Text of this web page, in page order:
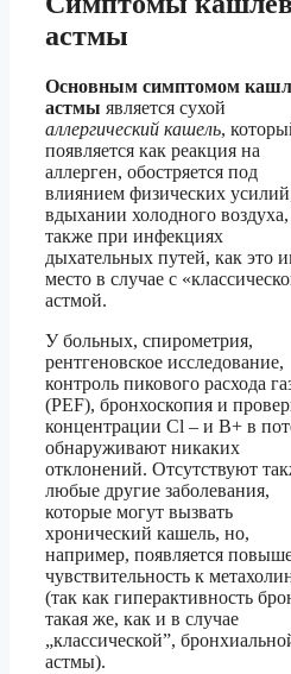
астмы
Основным симптомом
астмы является сухой
аллергический кашель,
появляется как реакция на
аллерген, обостряется под
влиянием физических
вдыхании холодного воздуха,
также при инфекциях
дыхательных путей, как это
место в случае с
астмой.
У больных, спирометрия,
рентгеновское исследование,
контроль пикового расхода
(PEF), бронхоскопия и
концентрации Cl – и В+ в
обнаруживают никаких
отклонений. Отсутствуют
любые другие заболевания,
которые могут вызвать
хронический кашель, но,
например, появляется
чувствительность к
(так как гиперактивность
такая же, как и в случае
„классической”,
астмы).